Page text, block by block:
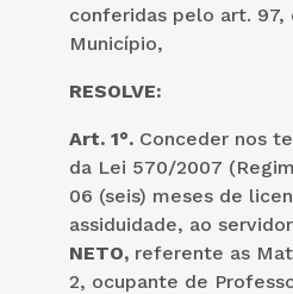
conferidas pelo art. 97,
Município,
RESOLVE:
Art. 1°. Conceder nos
da Lei 570/2007
06 (seis) meses de
assiduidade, ao servidor
NETO, referente as
2, ocupante de